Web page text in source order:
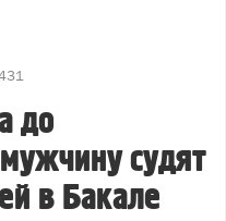
до
судят
в Бакале